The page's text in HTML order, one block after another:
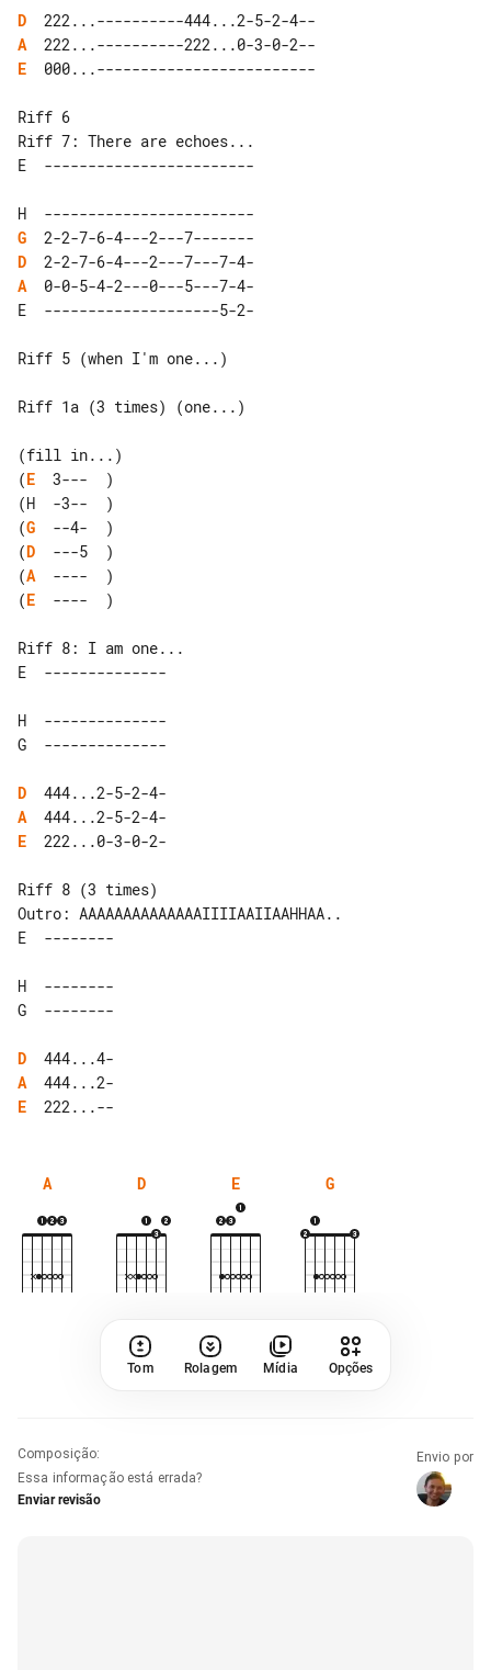
D
A
E
  000...-------------------------
Riff 7: There are echoes...
G
D
A
Riff 5 (when I'm one...)
Riff 1a (3 times) (one...)
(E
  3---  )
(G
(D
(A
(E
  ----  )
Riff 8: I am one...
H  --------------
D
A
E
  222...0-3-0-2-
Outro: AAAAAAAAAAAAAAIIIIAAIIAAHHAA..
H  --------
D
A
E
A D E G
Tom Rolagem Mídia Opções
Composição:
Essa informação está errada?
Enviar revisão
Envio por